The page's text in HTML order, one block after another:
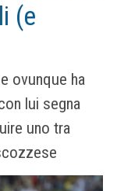
(e
ovunque ha
lui segna
uno tra